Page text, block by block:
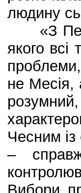
людину
«З
якого всі
не Месія,
Чесним
–